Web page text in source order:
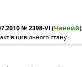
№ 2398-VI (Чинний)
цивільного стану